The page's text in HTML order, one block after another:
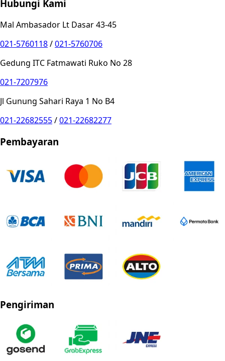
Hubungi Kami
Mal Ambasador Lt Dasar 43-45
021-5760118/021-5760706
Gedung ITC Fatmawati Ruko No 28
021-7207976
Jl Gunung Sahari Raya 1 No B4
021-22682555/021-22682277
Pembayaran
Pengiriman